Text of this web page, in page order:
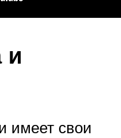
и
имеет свои